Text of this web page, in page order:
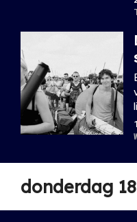
donderdag